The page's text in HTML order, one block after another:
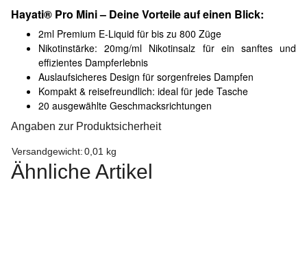
Hayati® Pro Mini – Deine Vorteile auf einen Blick:
2ml Premium E-Liquid für bis zu 800 Züge
Nikotinstärke: 20mg/ml Nikotinsalz für ein sanftes und
effizientes Dampferlebnis
Auslaufsicheres Design für sorgenfreies Dampfen
Kompakt & reisefreundlich: ideal für jede Tasche
20 ausgewählte Geschmacksrichtungen
Angaben zur Produktsicherheit
Versandgewicht:0,01 kg
Ähnliche Artikel